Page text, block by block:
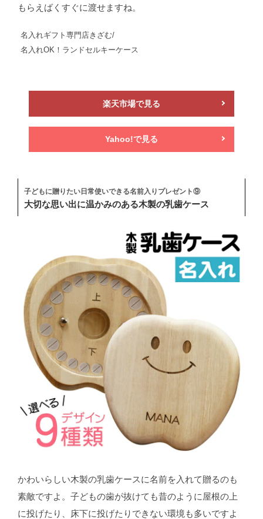
もらえばくすぐに渡せますね。
名入れギフト専門店きざむ/
名入れOK！ランドセルキーケース
楽天市場で見る
Yahoo!で見る
子どもに贈りたい日常使いできる名前入りプレゼント⑨
大切な思い出に温かみのある木製の乳歯ケース
かわいらしい木製の乳歯ケースに名前を入れて贈るのも
素敵ですよ。子どもの歯が抜けても昔のように屋根の上
に投げたり、床下に投げたりできない環境も多いですよ